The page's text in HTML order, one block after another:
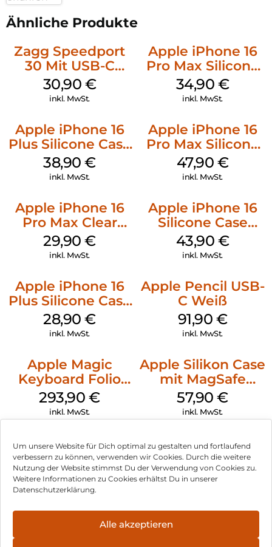
Um unsere Website für Dich optimal zu gestalten und fortlaufend
verbessern zu können, verwenden wir Cookies. Durch die weitere
Nutzung der Website stimmst Du der Verwendung von Cookies zu.
Weitere Informationen zu Cookies erhältst Du in unserer
Datenschutzerklärung.
Alle akzeptieren
Ähnliche Produkte
Zagg Speedport
30 Mit USB-C
Kabel Weiß
30,90 €
inkl. MwSt.
Apple iPhone 16
Pro Max Silicone
Case MagSafe
Denim
34,90 €
inkl. MwSt.
Apple iPhone 16
Plus Silicone Case
MagSafe Denim
38,90€
inkl. MwSt.
Apple iPhone 16
Pro Max Silicone
Case MagSafe
Black
47,90 €
inkl. MwSt.
Apple iPhone 16
Pro Max Clear
Case MagSafe
Transparent
29,90€
inkl. MwSt.
Apple iPhone 16
Silicone Case
MagSafe Plum
43,90 €
inkl. MwSt.
Apple iPhone 16
Plus Silicone Case
MagSafe Black
28,90€
inkl. MwSt.
Apple Pencil USB-
C Weiß
91,90 €
inkl. MwSt.
Apple Magic
Keyboard Folio
iPad 10.9″ (10.Gen.)
Weiß
293,90€
inkl. MwSt.
Apple Silikon Case
mit MagSafe
iPhone 14 Pro
(PRODUCT)RED
57,90€
inkl. MwSt.
Impressum